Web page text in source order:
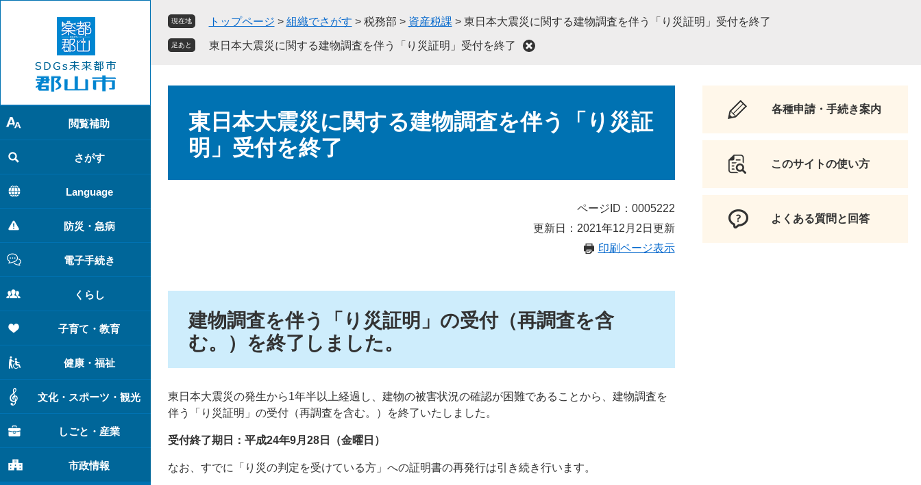
で
す
。
ば
し
て
本
文
へ
閲覧補助
さがす
Language
防災・急病
電子手続き
くらし
子育て・教育
健康・福祉
文化・スポーツ・観光
しごと・産業
市政情報
現在地 トップページ > 組織でさがす > 税務部 > 資産税課 > 東日本大震災に関する建物調査を伴う「り災証明」受付を終了
足あと 東日本大震災に関する建物調査を伴う「り災証明」受付を終了
東日本大震災に関する建物調査を伴う「り災証
明」受付を終了
ページID：0005222
更新日：2021年12月2日更新
印刷ページ表示
建物調査を伴う「り災証明」の受付（再調査を含
む。）を終了しました。
東日本大震災の発生から1年半以上経過し、建物の被害状況の確認が困難であることから、建物調査を
伴う「り災証明」の受付（再調査を含む。）を終了いたしました。
受付終了期日：平成24年9月28日（金曜日）
なお、すでに「り災の判定を受けている方」への証明書の再発行は引き続き行います。
各種申請・手続き案内
このサイトの使い方
よくある質問と回答